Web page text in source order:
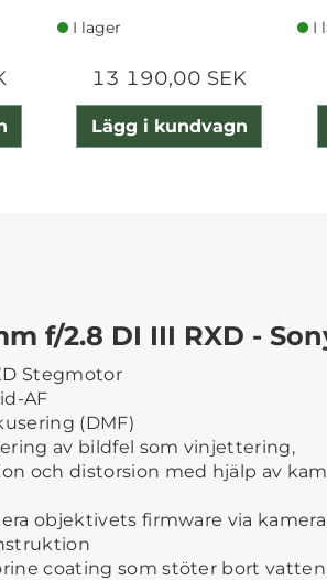
I lager
13 190,00 SEK
Lägg i kundvagn
I
f/2.8 DI III RXD -
Stegmotor
AF
(DMF)
av bildfel som vinjettering,
och distorsion med hjälp av
objektivets firmware via
coating som stöter bort